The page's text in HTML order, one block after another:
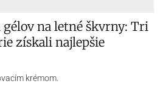
ktorí sú často na okraji